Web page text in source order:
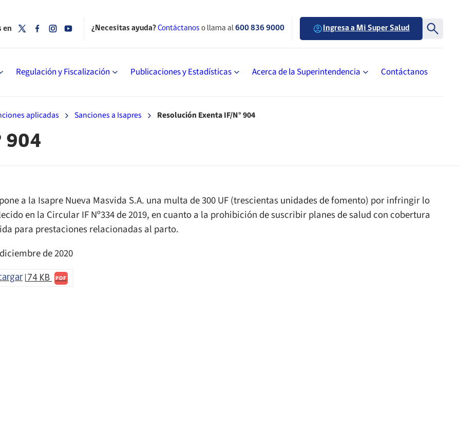
Regulación y Fiscalización Publicaciones y Estadísticas Acerca de la Superintendencia Contáctanos
en ¿Necesitas ayuda?Contáctanos o llama al600 836 9000 Ingresa a Mi Super Salud
aplicadas Sanciones a Isapres Resolución Exenta IF/N° 904
904
a la Isapre Nueva Masvida S.A. una multa de 300 UF (trescientas unidades de fomento) por infringir lo
en la Circular IF Nº334 de 2019, en cuanto a la prohibición de suscribir planes de salud con cobertura
para prestaciones relacionadas al parto.
de 2020
74 KB PDF